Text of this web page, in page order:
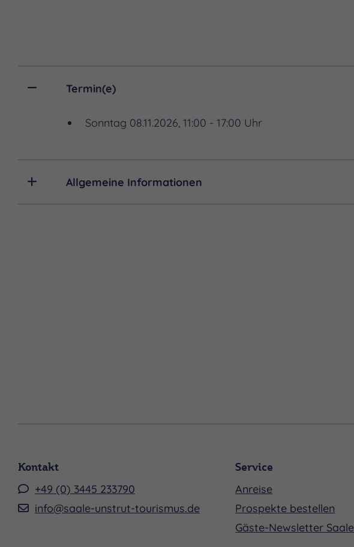
Termin(e)
Sonntag 08.11.2026, 11:00 - 17:00 Uhr
Allgemeine Informationen
Kontakt
+49 (0) 3445 233790
info@saale-unstrut-tourismus.de
Service
Anreise
Prospekte bestellen
Gäste-Newsletter